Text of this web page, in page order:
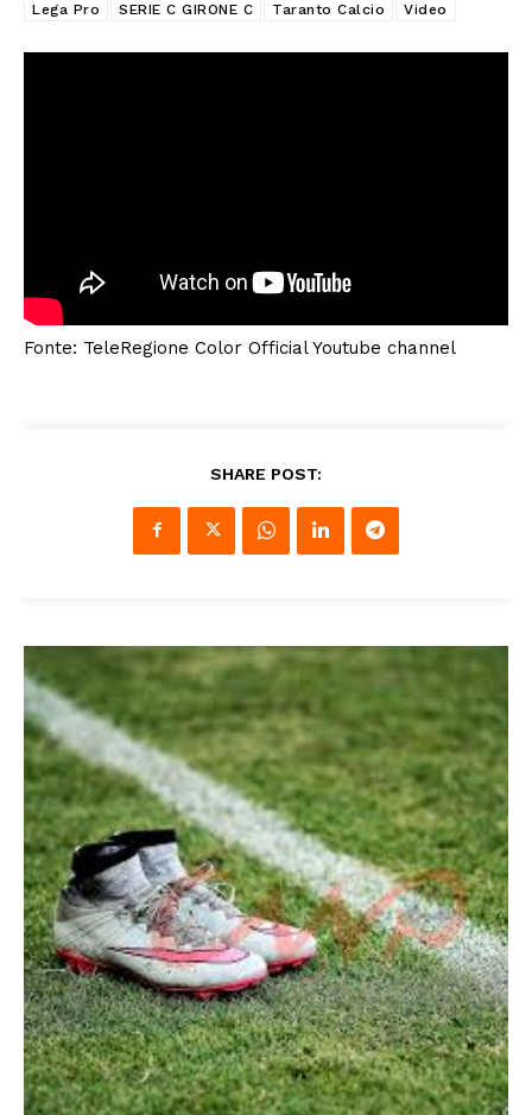
Lega Pro
SERIE C GIRONE C Taranto Calcio Video
Fonte: TeleRegione Color Official Youtube channel
SHARE POST: